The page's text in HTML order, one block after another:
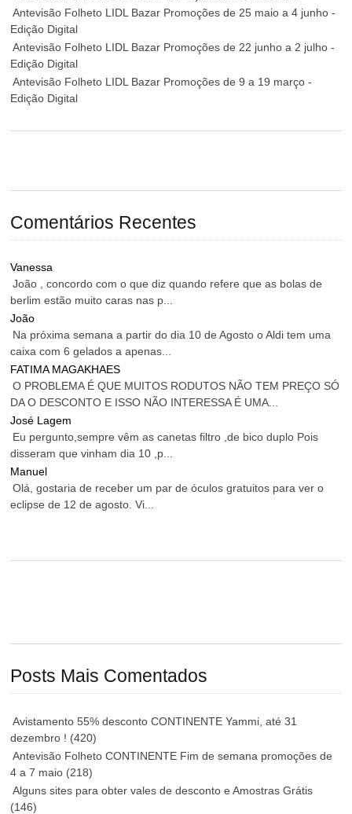
Antevisão Folheto LIDL Bazar Promoções de 25 maio a 4 junho -
Edição Digital
Antevisão Folheto LIDL Bazar Promoções de 22 junho a 2 julho -
Edição Digital
Antevisão Folheto LIDL Bazar Promoções de 9 a 19 março -
Edição Digital
Comentários Recentes
Vanessa
João , concordo com o que diz quando refere que as bolas de
berlim estão muito caras nas p...
João
Na próxima semana a partir do dia 10 de Agosto o Aldi tem uma
caixa com 6 gelados a apenas...
FATIMA MAGAKHAES
O PROBLEMA É QUE MUITOS RODUTOS NÃO TEM PREÇO SÓ
DA O DESCONTO E ISSO NÃO INTERESSA É UMA...
José Lagem
Eu pergunto,sempre vêm as canetas filtro ,de bico duplo Pois
disseram que vinham dia 10 ,p...
Manuel
Olá, gostaria de receber um par de óculos gratuitos para ver o
eclipse de 12 de agosto. Vi...
Posts Mais Comentados
Avistamento 55% desconto CONTINENTE Yammi, até 31
dezembro ! (420)
Antevisão Folheto CONTINENTE Fim de semana promoções de
4 a 7 maio (218)
Alguns sites para obter vales de desconto e Amostras Grátis
(146)